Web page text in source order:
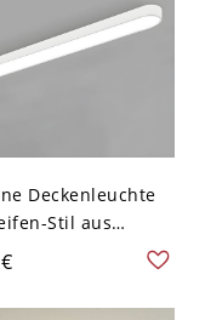
Deckenleuchte
Stil aus
mit LED-
für das Büro -
62,23 cm Weiß